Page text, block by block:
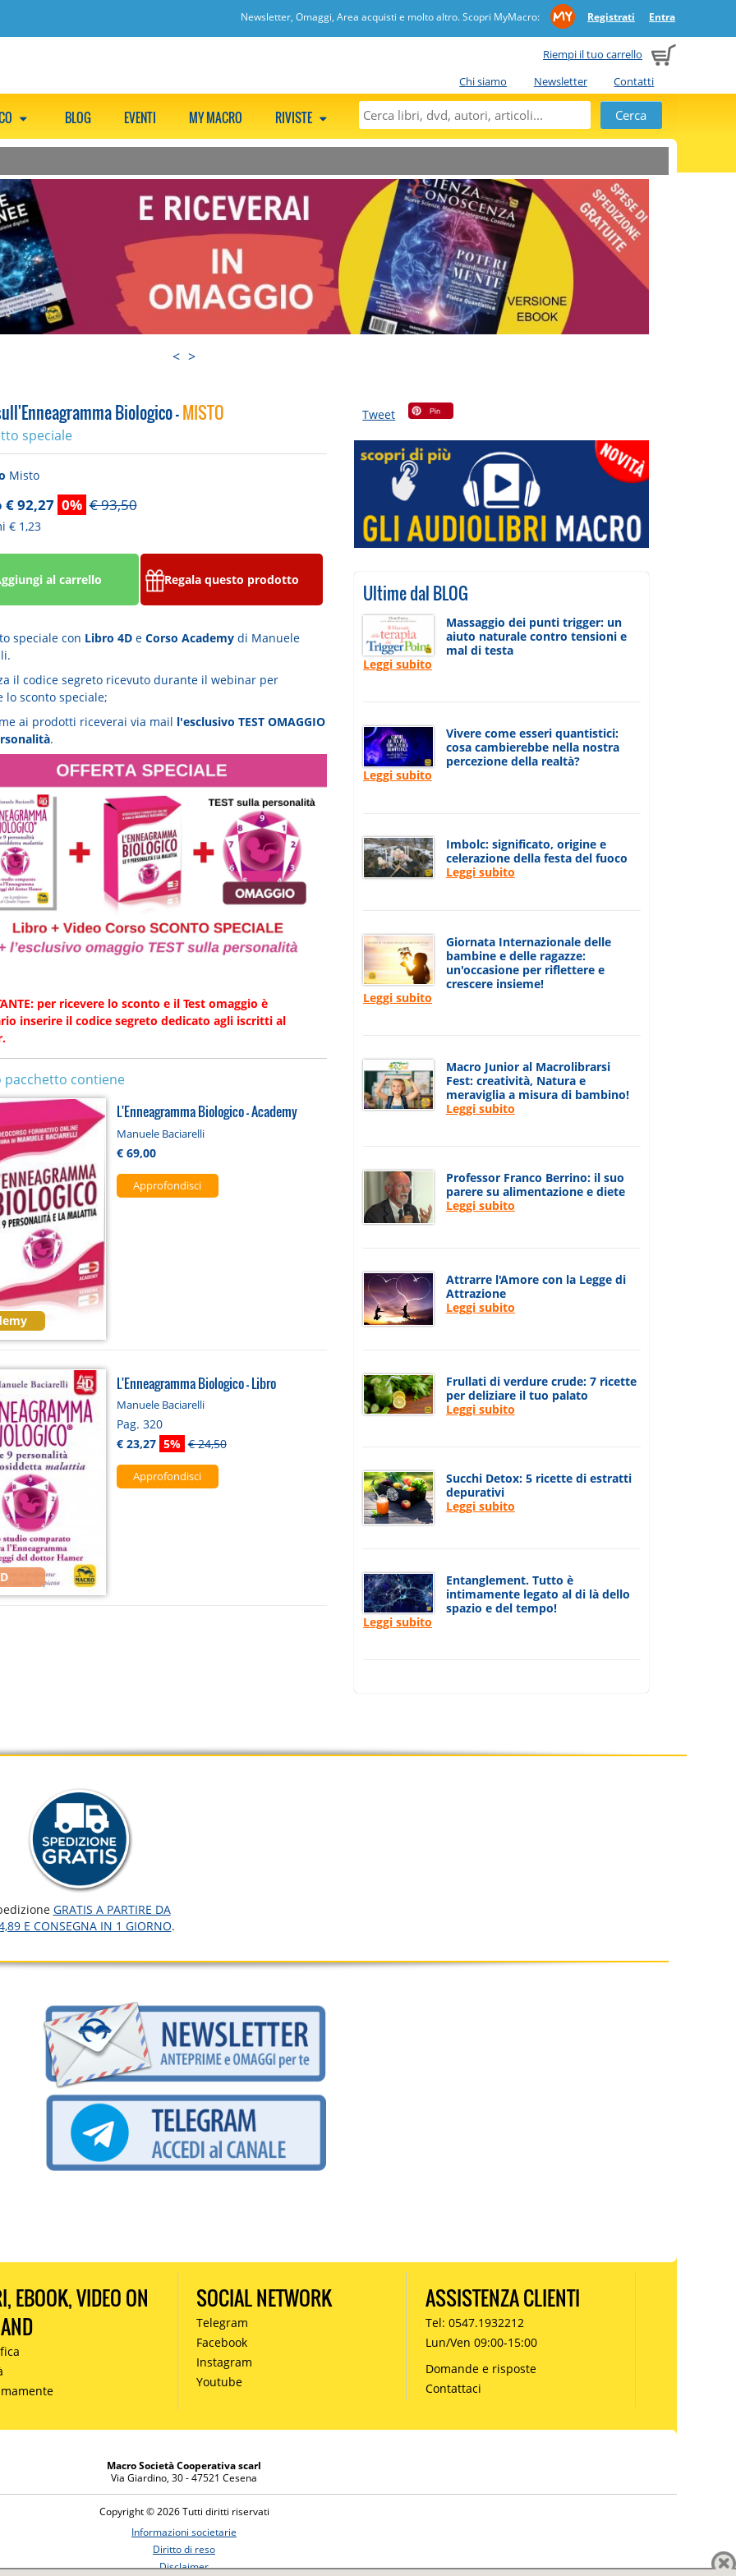
Newsletter, Omaggi, Area acquisti e molto altro. Scopri MyMacro: Registrati Entra
Riempi il tuo carrello
Chi siamo
Newsletter Contatti
BLOG EVENTI MY MACRO RIVISTE
< >
Biologico -MISTO
speciale
Misto
€ 92,27 0% € 93,50
€ 1,23
al carrello Regala questo prodotto
speciale con Libro 4De Corso Academydi Manuele
il codice segreto ricevuto durante il webinar per
lo sconto speciale;
ai prodotti riceverai via mail l'esclusivo TEST OMAGGIO
.
per ricevere lo sconto e il Test omaggio è
inserire il codice segreto dedicato agli iscritti al
pacchetto contiene
L'Enneagramma Biologico - Academy
Manuele Baciarelli
€ 69,00
Approfondisci
L'Enneagramma Biologico - Libro
Manuele Baciarelli
Pag. 320
€ 23,27 5% € 24,50
Approfondisci
Tweet
Ultime dal BLOG
Massaggio dei punti trigger: un
aiuto naturale contro tensioni e
mal di testa
Leggi subito
Vivere come esseri quantistici:
cosa cambierebbe nella nostra
percezione della realtà?
Leggi subito
Imbolc: significato, origine e
celerazione della festa del fuoco
Leggi subito
Giornata Internazionale delle
bambine e delle ragazze:
un'occasione per riflettere e
crescere insieme!
Leggi subito
Macro Junior al Macrolibrarsi
Fest: creatività, Natura e
meraviglia a misura di bambino!
Leggi subito
Professor Franco Berrino: il suo
parere su alimentazione e diete
Leggi subito
Attrarre l'Amore con la Legge di
Attrazione
Leggi subito
Frullati di verdure crude: 7 ricette
per deliziare il tuo palato
Leggi subito
Succhi Detox: 5 ricette di estratti
depurativi
Leggi subito
Entanglement. Tutto è
intimamente legato al di là dello
spazio e del tempo!
Leggi subito
GRATIS A PARTIRE DA
E CONSEGNA IN 1 GIORNO.
EBOOK, VIDEO ON
SOCIAL NETWORK
Telegram
Facebook
Instagram
Youtube
ASSISTENZA CLIENTI
Tel: 0547.1932212
Lun/Ven 09:00-15:00
Domande e risposte
Contattaci
Macro Società Cooperativa scarl
Via Giardino, 30 - 47521 Cesena
Copyright © 2026 Tutti diritti riservati
Informazioni societarie
Diritto di reso
Disclaimer